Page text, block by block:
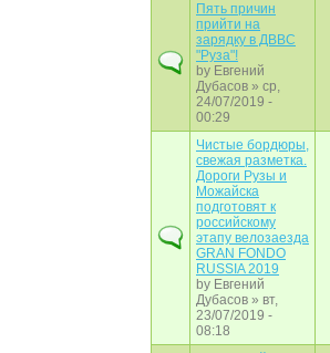
Пять причин
прийти на
зарядку в ДВВС
"Руза"!
by Евгений
Дубасов » ср,
24/07/2019 -
00:29
Чистые бордюры,
свежая разметка.
Дороги Рузы и
Можайска
подготовят к
российскому
этапу велозаезда
GRAN FONDO
RUSSIA 2019
by Евгений
Дубасов » вт,
23/07/2019 -
08:18